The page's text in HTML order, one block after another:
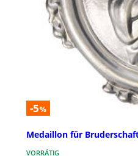
-5%
Medaillon für
VORRÄTIG